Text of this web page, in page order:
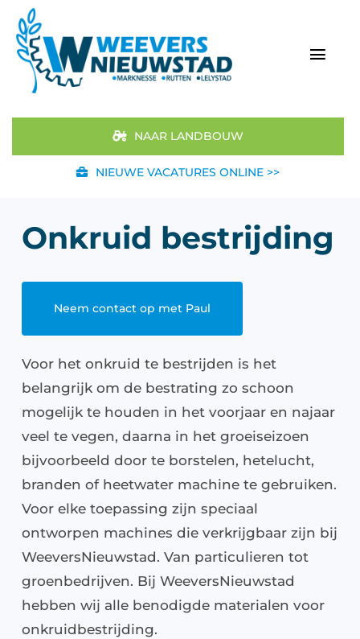
naar
inhoud
Aanbod
STIHL
Nieuws
Over ons
Vacatures
Tuin & Park Contact
NAAR LANDBOUW
NIEUWE VACATURES ONLINE >>
Onkruid bestrijding
Neem contact op met Paul
Voor het onkruid te bestrijden is het
belangrijk om de bestrating zo schoon
mogelijk te houden in het voorjaar en najaar
veel te vegen, daarna in het groeiseizoen
bijvoorbeeld door te borstelen, hetelucht,
branden of heetwater machine te gebruiken.
Voor elke toepassing zijn speciaal
ontworpen machines die verkrijgbaar zijn bij
WeeversNieuwstad. Van particulieren tot
groenbedrijven. Bij WeeversNieuwstad
hebben wij alle benodigde materialen voor
onkruidbestrijding.